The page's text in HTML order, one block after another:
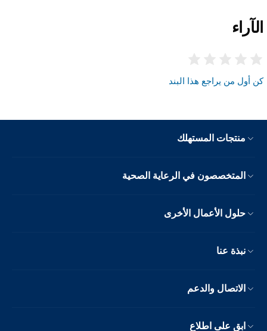
الآراء
كن أول من يراجع هذا البند
منتجات المستهلك
المتخصصون في الرعاية الصحية
حلول الأعمال الأخرى
نبذة عنا
الاتصال والدعم
ابق على اطلاع